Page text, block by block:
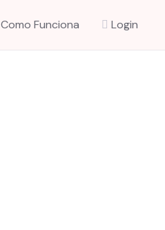
Como Funciona Login